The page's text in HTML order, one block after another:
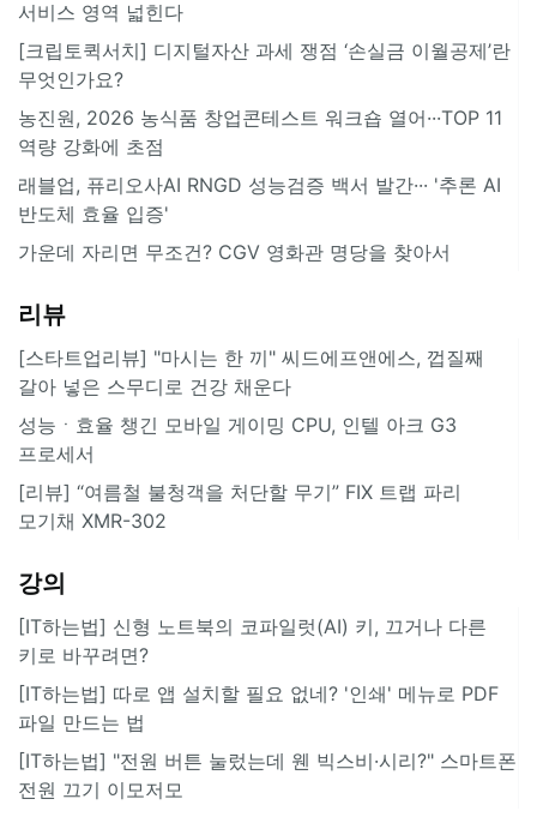
서비스 영역 넓힌다
[크립토퀵서치] 디지털자산 과세 쟁점 ‘손실금 이월공제’란
무엇인가요?
농진원, 2026 농식품 창업콘테스트 워크숍 열어···TOP 11
역량 강화에 초점
래블업, 퓨리오사AI RNGD 성능검증 백서 발간··· '추론 AI
반도체 효율 입증'
가운데 자리면 무조건? CGV 영화관 명당을 찾아서
리뷰
[스타트업리뷰] "마시는 한 끼" 씨드에프앤에스, 껍질째
갈아 넣은 스무디로 건강 채운다
성능ㆍ효율 챙긴 모바일 게이밍 CPU, 인텔 아크 G3
프로세서
[리뷰] “여름철 불청객을 처단할 무기” FIX 트랩 파리
모기채 XMR-302
강의
[IT하는법] 신형 노트북의 코파일럿(AI) 키, 끄거나 다른
키로 바꾸려면?
[IT하는법] 따로 앱 설치할 필요 없네? '인쇄' 메뉴로 PDF
파일 만드는 법
[IT하는법] "전원 버튼 눌렀는데 웬 빅스비·시리?" 스마트폰
전원 끄기 이모저모